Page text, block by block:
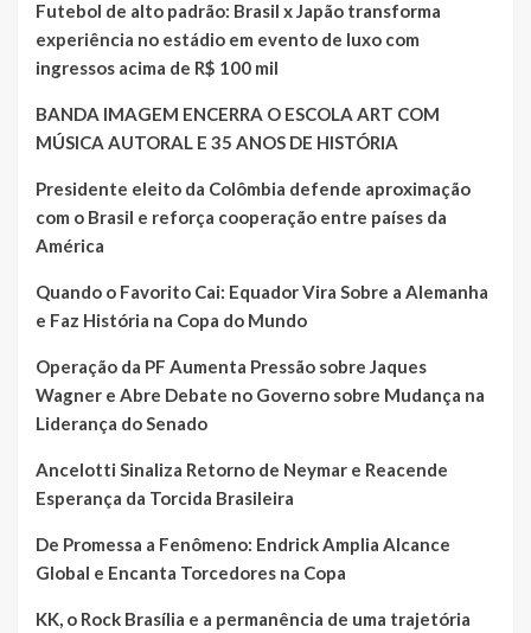
Futebol de alto padrão: Brasil x Japão transforma
experiência no estádio em evento de luxo com
ingressos acima de R$ 100 mil
BANDA IMAGEM ENCERRA O ESCOLA ART COM
MÚSICA AUTORAL E 35 ANOS DE HISTÓRIA
Presidente eleito da Colômbia defende aproximação
com o Brasil e reforça cooperação entre países da
América
Quando o Favorito Cai: Equador Vira Sobre a Alemanha
e Faz História na Copa do Mundo
Operação da PF Aumenta Pressão sobre Jaques
Wagner e Abre Debate no Governo sobre Mudança na
Liderança do Senado
Ancelotti Sinaliza Retorno de Neymar e Reacende
Esperança da Torcida Brasileira
De Promessa a Fenômeno: Endrick Amplia Alcance
Global e Encanta Torcedores na Copa
KK, o Rock Brasília e a permanência de uma trajetória